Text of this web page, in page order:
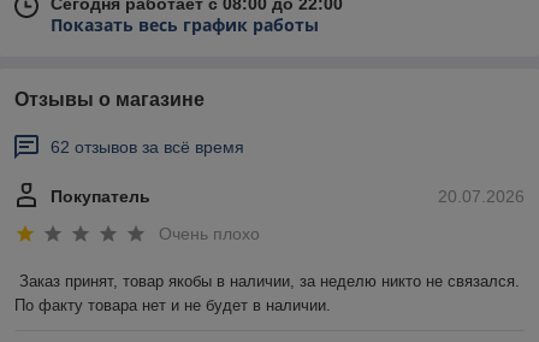
Показать весь график работы
Отзывы о магазине
62 отзывов за всё время
20.07.2026
Покупатель
Очень плохо
Заказ принят, товар якобы в наличии, за неделю никто не связался.
По факту товара нет и не будет в наличии.